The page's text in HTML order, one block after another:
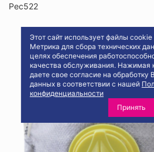
Этот сайт использует файлы
Метрика для сбора технических
целях обеспечения
качества обслуживания. Нажимая
даете свое согласие на
данных в соответствии с нашей
конфиденциальности
Принять
Рес522